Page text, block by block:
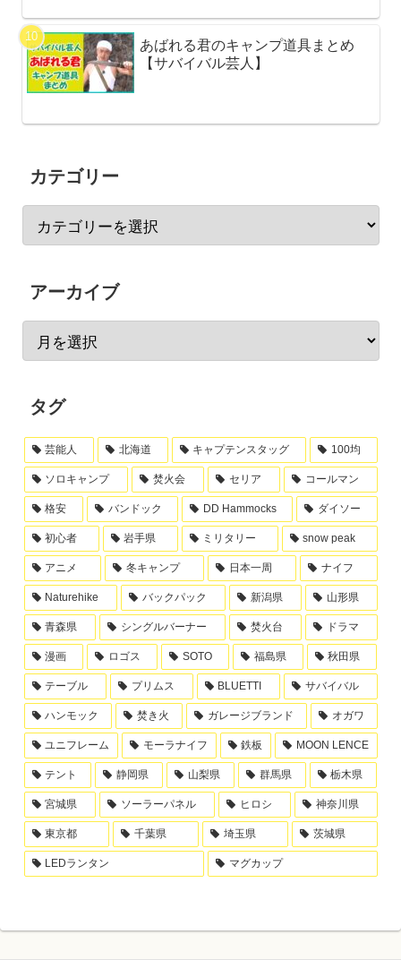
あばれる君のキャンプ道具まとめ
【サバイバル芸人】
カテゴリー
アーカイブ
タグ
芸能人 北海道 キャプテンスタッグ 100均
ソロキャンプ 焚火会 セリア コールマン
格安 バンドック DD Hammocks ダイソー
初心者 岩手県 ミリタリー snow peak
アニメ 冬キャンプ 日本一周 ナイフ
Naturehike バックパック 新潟県 山形県
青森県 シングルバーナー 焚火台 ドラマ
漫画 ロゴス SOTO 福島県 秋田県
テーブル プリムス BLUETTI サバイバル
ハンモック 焚き火 ガレージブランド オガワ
ユニフレーム モーラナイフ 鉄板 MOON LENCE
テント 静岡県 山梨県 群馬県 栃木県
宮城県 ソーラーパネル ヒロシ 神奈川県
東京都 千葉県 埼玉県 茨城県
LEDランタン マグカップ